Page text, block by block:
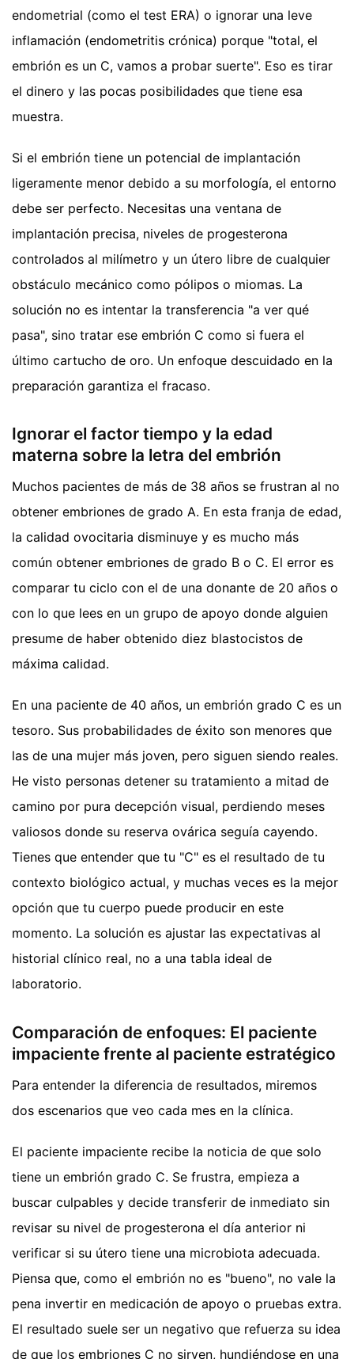
endometrial (como el test ERA) o ignorar una leve
inflamación (endometritis crónica) porque "total, el
embrión es un C, vamos a probar suerte". Eso es tirar
el dinero y las pocas posibilidades que tiene esa
muestra.
Si el embrión tiene un potencial de implantación
ligeramente menor debido a su morfología, el entorno
debe ser perfecto. Necesitas una ventana de
implantación precisa, niveles de progesterona
controlados al milímetro y un útero libre de cualquier
obstáculo mecánico como pólipos o miomas. La
solución no es intentar la transferencia "a ver qué
pasa", sino tratar ese embrión C como si fuera el
último cartucho de oro. Un enfoque descuidado en la
preparación garantiza el fracaso.
Ignorar el factor tiempo y la edad
materna sobre la letra del embrión
Muchos pacientes de más de 38 años se frustran al no
obtener embriones de grado A. En esta franja de edad,
la calidad ovocitaria disminuye y es mucho más
común obtener embriones de grado B o C. El error es
comparar tu ciclo con el de una donante de 20 años o
con lo que lees en un grupo de apoyo donde alguien
presume de haber obtenido diez blastocistos de
máxima calidad.
En una paciente de 40 años, un embrión grado C es un
tesoro. Sus probabilidades de éxito son menores que
las de una mujer más joven, pero siguen siendo reales.
He visto personas detener su tratamiento a mitad de
camino por pura decepción visual, perdiendo meses
valiosos donde su reserva ovárica seguía cayendo.
Tienes que entender que tu "C" es el resultado de tu
contexto biológico actual, y muchas veces es la mejor
opción que tu cuerpo puede producir en este
momento. La solución es ajustar las expectativas al
historial clínico real, no a una tabla ideal de
laboratorio.
Comparación de enfoques: El paciente
impaciente frente al paciente estratégico
Para entender la diferencia de resultados, miremos
dos escenarios que veo cada mes en la clínica.
El paciente impaciente recibe la noticia de que solo
tiene un embrión grado C. Se frustra, empieza a
buscar culpables y decide transferir de inmediato sin
revisar su nivel de progesterona el día anterior ni
verificar si su útero tiene una microbiota adecuada.
Piensa que, como el embrión no es "bueno", no vale la
pena invertir en medicación de apoyo o pruebas extra.
El resultado suele ser un negativo que refuerza su idea
de que los embriones C no sirven, hundiéndose en una